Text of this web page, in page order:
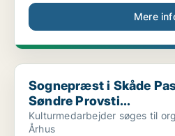
Mere
Sognepræst i Skåde Pastorat,
Sognepræst i Skåde
Søndre Provsti...
Kulturmedarbejder søges til
Århus